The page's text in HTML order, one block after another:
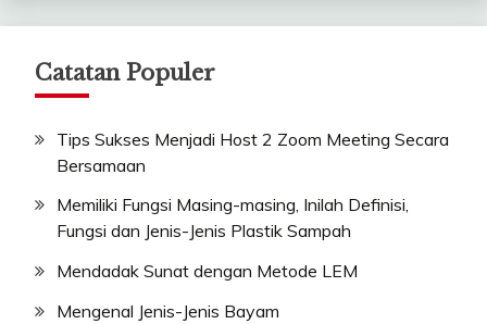
Catatan Populer
Tips Sukses Menjadi Host 2 Zoom Meeting Secara
Bersamaan
Memiliki Fungsi Masing-masing, Inilah Definisi,
Fungsi dan Jenis-Jenis Plastik Sampah
Mendadak Sunat dengan Metode LEM
Mengenal Jenis-Jenis Bayam